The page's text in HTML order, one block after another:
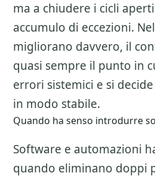
ma a chiudere i cicli
accumulo di eccezioni.
migliorano davvero, il
quasi sempre il punto in
errori sistemici e si
in modo stabile.
Quando ha senso introdurre
Software e automazioni
quando eliminano doppi